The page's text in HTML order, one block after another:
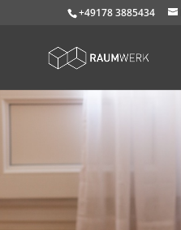
+49178 3885434